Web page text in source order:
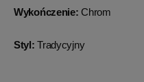
Wykończenie:Chrom
Styl: Tradycyjny